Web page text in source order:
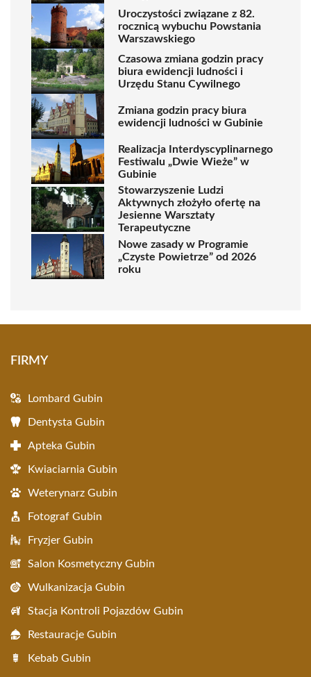
Uroczystości związane z 82.
rocznicą wybuchu Powstania
Warszawskiego
Czasowa zmiana godzin pracy
biura ewidencji ludności i
Urzędu Stanu Cywilnego
Zmiana godzin pracy biura
ewidencji ludności w Gubinie
Realizacja Interdyscyplinarnego
Festiwalu „Dwie Wieże” w
Gubinie
Stowarzyszenie Ludzi
Aktywnych złożyło ofertę na
Jesienne Warsztaty
Terapeutyczne
Nowe zasady w Programie
„Czyste Powietrze” od 2026
roku
FIRMY
Lombard Gubin
Dentysta Gubin
Apteka Gubin
Kwiaciarnia Gubin
Weterynarz Gubin
Fotograf Gubin
Fryzjer Gubin
Salon Kosmetyczny Gubin
Wulkanizacja Gubin
Stacja Kontroli Pojazdów Gubin
Restauracje Gubin
Kebab Gubin